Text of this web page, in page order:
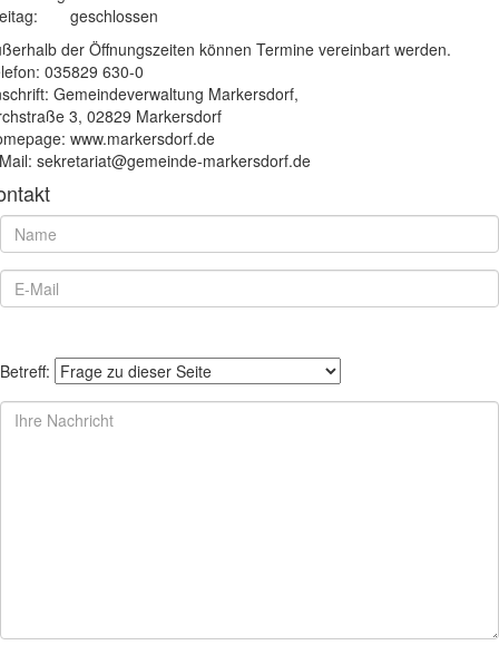
geschlossen
der Öffnungszeiten können Termine vereinbart werden.
035829 630-0
Gemeindeverwaltung Markersdorf,
3, 02829 Markersdorf
www.markersdorf.de
sekretariat@gemeinde-markersdorf.de
Betreff: